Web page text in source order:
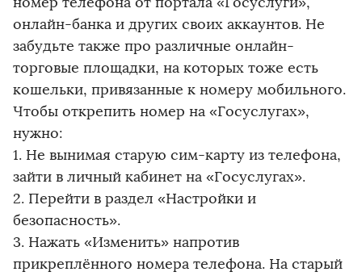
онлайн-банка и других своих аккаунтов. Не
забудьте также про различные онлайн-
торговые площадки, на которых тоже есть
кошельки, привязанные к номеру мобильного.
Чтобы открепить номер на «Госуслугах»,
нужно:
1. Не вынимая старую сим-карту из телефона,
зайти в личный кабинет на «Госуслугах».
2. Перейти в раздел «Настройки и
безопасность».
3. Нажать «Изменить» напротив
прикреплённого номера телефона. На старый